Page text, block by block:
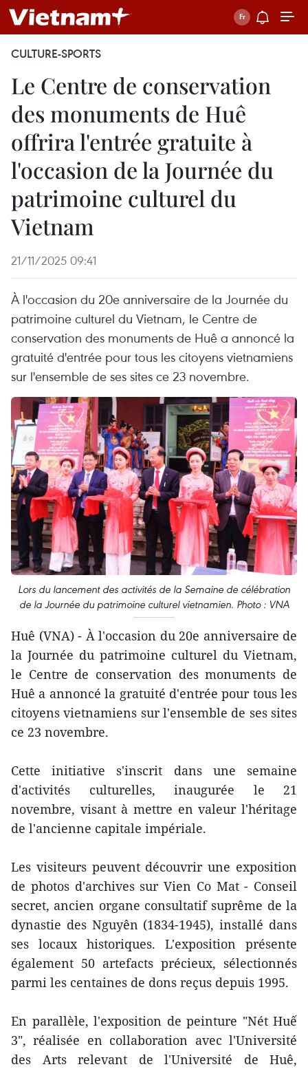
CULTURE-SPORTS
Le Centre de conservation
des monuments de Huê
offrira l'entrée gratuite à
l'occasion de la Journée du
patrimoine culturel du
Vietnam
21/11/2025 09:41
À l'occasion du 20e anniversaire de la Journée du
patrimoine culturel du Vietnam, le Centre de
conservation des monuments de Huê a annoncé la
gratuité d'entrée pour tous les citoyens vietnamiens
sur l'ensemble de ses sites ce 23 novembre.
Lors du lancement des activités de la Semaine de célébration
de la Journée du patrimoine culturel vietnamien. Photo : VNA
Huê (VNA) - À l'occasion du 20e anniversaire de
la Journée du patrimoine culturel du Vietnam,
le Centre de conservation des monuments de
Huê a annoncé la gratuité d'entrée pour tous les
citoyens vietnamiens sur l'ensemble de ses sites
ce 23 novembre.
Cette initiative s'inscrit dans une semaine
d'activités culturelles, inaugurée le 21
novembre, visant à mettre en valeur l'héritage
de l'ancienne capitale impériale.
Les visiteurs peuvent découvrir une exposition
de photos d'archives sur Vien Co Mat - Conseil
secret, ancien organe consultatif suprême de la
dynastie des Nguyên (1834-1945), installé dans
ses locaux historiques. L'exposition présente
également 50 artefacts précieux, sélectionnés
parmi les centaines de dons reçus depuis 1995.
En parallèle, l'exposition de peinture "Nét Huế
3", réalisée en collaboration avec l'Université
des Arts relevant de l'Université de Huê,